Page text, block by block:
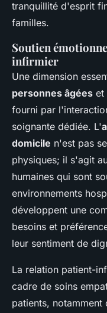
tranquillité d'esprit
familles.
Soutien
infirmier
Une dimension
personnes âgées et
fourni par
soignante dédiée. L'
domicile n'est pas
physiques; il s'agit
humaines qui sont
environnements
développent une
besoins et
leur sentiment de
La relation patient-
cadre de soins
patients,